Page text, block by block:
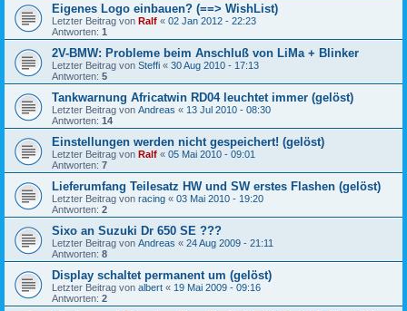
Eigenes Logo einbauen? (==> WishList)
Letzter Beitrag von Ralf « 02 Jan 2012 - 22:23
Antworten: 1
2V-BMW: Probleme beim Anschluß von LiMa + Blinker
Letzter Beitrag von Steffi « 30 Aug 2010 - 17:13
Antworten: 5
Tankwarnung Africatwin RD04 leuchtet immer (gelöst)
Letzter Beitrag von Andreas « 13 Jul 2010 - 08:30
Antworten: 14
Einstellungen werden nicht gespeichert! (gelöst)
Letzter Beitrag von Ralf « 05 Mai 2010 - 09:01
Antworten: 7
Lieferumfang Teilesatz HW und SW erstes Flashen (gelöst)
Letzter Beitrag von racing « 03 Mai 2010 - 19:20
Antworten: 2
Sixo an Suzuki Dr 650 SE ???
Letzter Beitrag von Andreas « 24 Aug 2009 - 21:11
Antworten: 8
Display schaltet permanent um (gelöst)
Letzter Beitrag von albert « 19 Mai 2009 - 09:16
Antworten: 2